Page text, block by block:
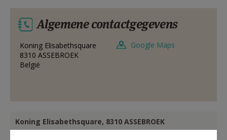
MIJN PAROCHIE
AANMELDEN OF REGISTREREN
Algemene contactgegevens
Koning Elisabethsquare
8310 ASSEBROEK
België
Google Maps
Koning Elisabethsquare, 8310 ASSEBROEK